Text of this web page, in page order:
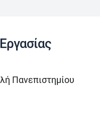
Πανεπιστημίου